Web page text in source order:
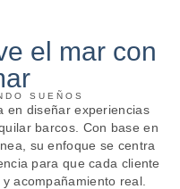
el mar con
SUEÑOS
en diseñar experiencias
barcos. Con base en
su enfoque se centra
para que cada cliente
acompañamiento real.